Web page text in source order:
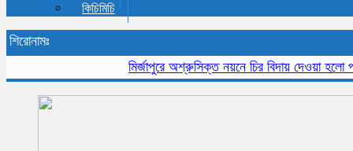
কিচিমিচি
শিরোনামঃ
মির্জাপুরে অশ্রুসিক্ত নয়নে চির বিদায় দেওয়া হলো প্রবীন